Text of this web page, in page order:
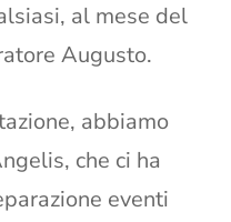
al mese del
Augusto.
abbiamo
che ci ha
eventi